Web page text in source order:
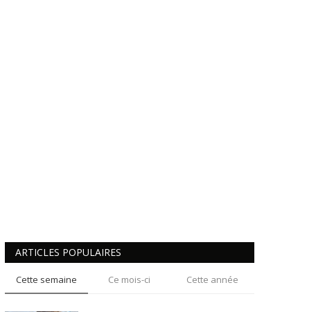
ARTICLES POPULAIRES
Cette semaine Ce mois-ci Cette année